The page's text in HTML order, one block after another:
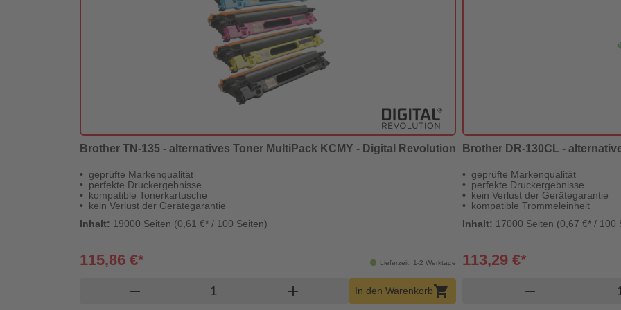
Brother TN-135 - alternatives Toner MultiPack KCMY - Digital Revolution
geprüfte Markenqualität
perfekte Druckergebnisse
kompatible Tonerkartusche
kein Verlust der Gerätegarantie
Inhalt: 19000 Seiten (0,61 €* / 100 Seiten)
Lieferzeit: 1-2 Werktage
115,86 €*
remove Produkt Warenkorb Menge
add In den Warenkorbshopping_cart
Brother DR-130CL -
geprüfte Markenqualität
perfekte Druckergebnisse
kein Verlust der Gerätegarantie
kompatible Trommeleinheit
Inhalt: 17000 Seiten (0,67 €* / 100
113,29 €*
remove